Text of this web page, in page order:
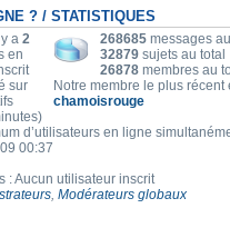
? / STATISTIQUES
268685 messages
32879 sujets au total
26878 membres au
Notre membre le plus récent
chamoisrouge
a 2
en
sur
d’utilisateurs en ligne
00:37
: Aucun utilisateur inscrit
, Modérateurs globaux